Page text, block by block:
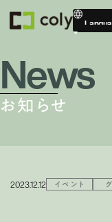
News
お知らせ
2023.12.12 イベント